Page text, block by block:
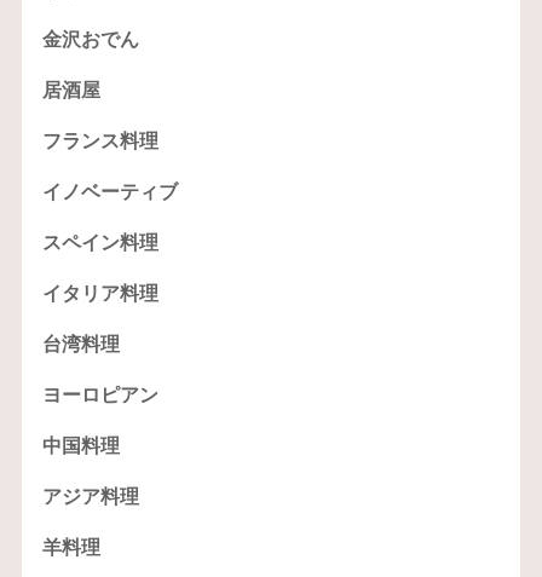
金沢おでん
居酒屋
フランス料理
イノベーティブ
スペイン料理
イタリア料理
台湾料理
ヨーロピアン
中国料理
アジア料理
羊料理